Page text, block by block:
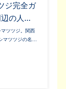
ジ完全ガ
辺の人…
ツツジ。関西
マツツジの名…